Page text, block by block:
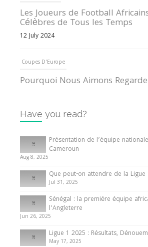
Les Joueurs de Football
Célèbres de Tous les Temps
12 July 2024
Coupes D'Europe
Pourquoi Nous Aimons
Internationales
Tout ce que vous devez savoir
d’Afrique des Nations
10 May 2024
Internationales
Présentation de l’équipe
du Cameroun
8 August 2025
Have you read?
Présentation de l’équipe
Cameroun
Aug 8, 2025
Que peut-on attendre de la Ligue
Jul 31, 2025
Sénégal : la première équipe
l’Angleterre
Jun 26, 2025
Ligue 1 2025 : Résultats,
May 17, 2025